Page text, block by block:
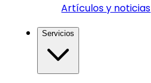
Artículos y noticias
Servicios